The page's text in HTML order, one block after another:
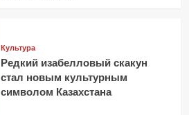
Культура
Редкий изабелловый скакун
стал новым культурным
символом Казахстана